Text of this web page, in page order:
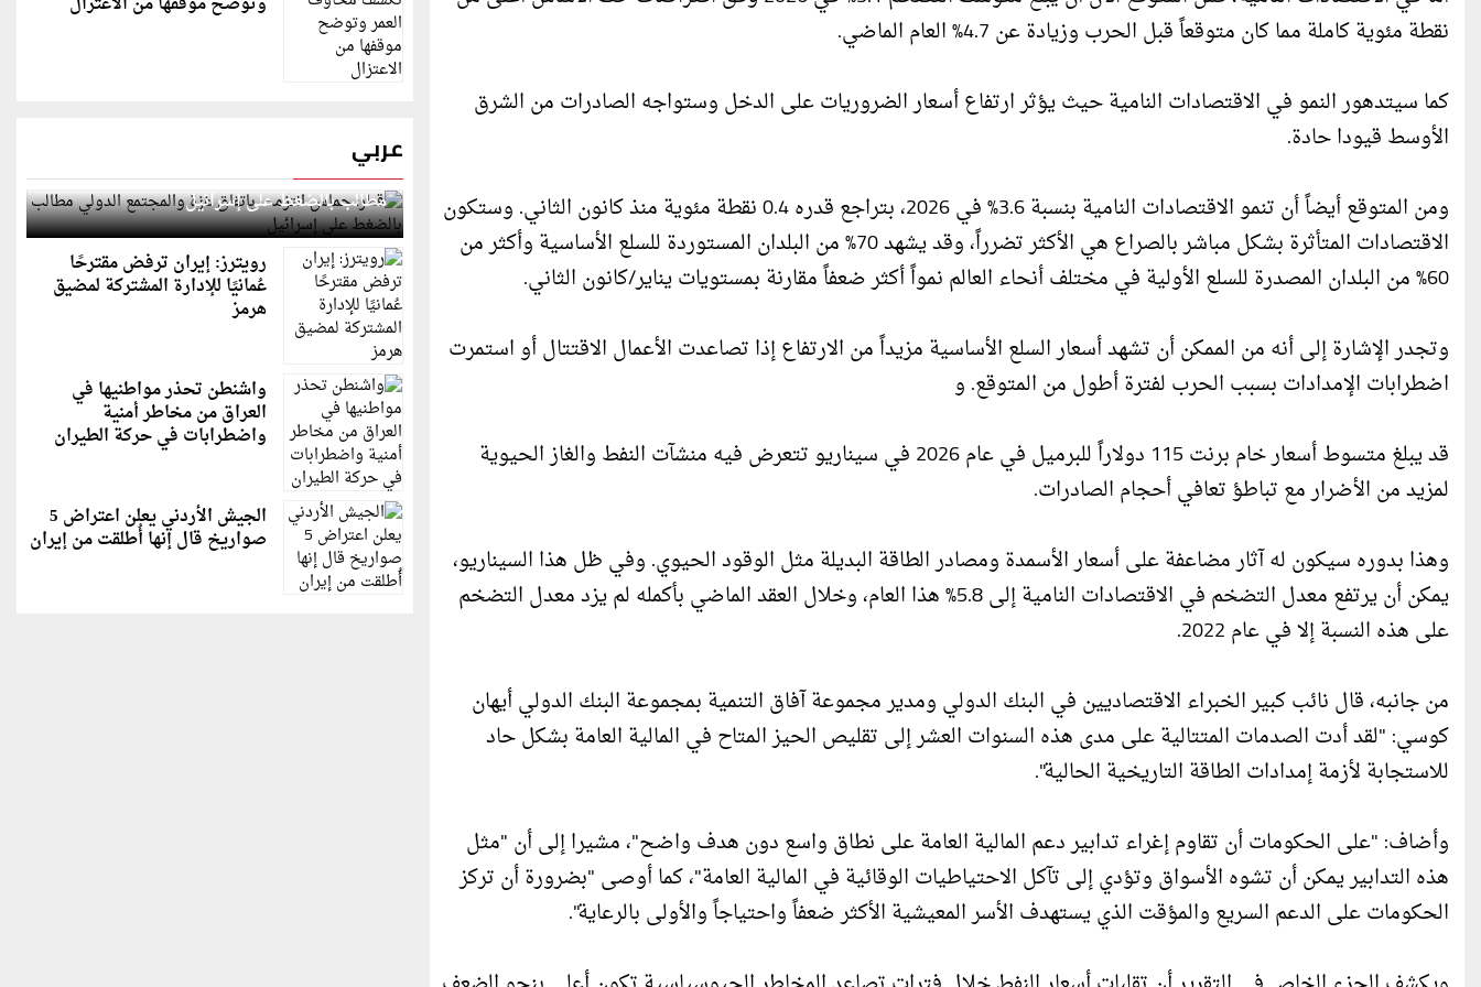
نقطة مئوية كاملة مما كان متوقعاً قبل الحرب وزيادة عن 4.7% العام الماضي.
كما سيتدهور النمو في الاقتصادات النامية حيث يؤثر ارتفاع أسعار الضروريات على الدخل وستواجه الصادرات من الشرق
الأوسط قيودا حادة.
ومن المتوقع أيضاً أن تنمو الاقتصادات النامية بنسبة 3.6% في 2026، بتراجع قدره 0.4 نقطة مئوية منذ كانون الثاني. وستكون
الاقتصادات المتأثرة بشكل مباشر بالصراع هي الأكثر تضرراً، وقد يشهد 70% من البلدان المستوردة للسلع الأساسية وأكثر من
60% من البلدان المصدرة للسلع الأولية في مختلف أنحاء العالم نمواً أكثر ضعفاً مقارنة بمستويات يناير/كانون الثاني.
وتجدر الإشارة إلى أنه من الممكن أن تشهد أسعار السلع الأساسية مزيداً من الارتفاع إذا تصاعدت الأعمال الاقتتال أو استمرت
اضطرابات الإمدادات بسبب الحرب لفترة أطول من المتوقع. و
قد يبلغ متسوط أسعار خام برنت 115 دولاراً للبرميل في عام 2026 في سيناريو تتعرض فيه منشآت النفط والغاز الحيوية
لمزيد من الأضرار مع تباطؤ تعافي أحجام الصادرات.
وهذا بدوره سيكون له آثار مضاعفة على أسعار الأسمدة ومصادر الطاقة البديلة مثل الوقود الحيوي. وفي ظل هذا السيناريو،
يمكن أن يرتفع معدل التضخم في الاقتصادات النامية إلى 5.8% هذا العام، وخلال العقد الماضي بأكمله لم يزد معدل التضخم
على هذه النسبة إلا في عام 2022.
من جانبه، قال نائب كبير الخبراء الاقتصاديين في البنك الدولي ومدير مجموعة آفاق التنمية بمجموعة البنك الدولي أيهان
كوسي: "لقد أدت الصدمات المتتالية على مدى هذه السنوات العشر إلى تقليص الحيز المتاح في المالية العامة بشكل حاد
للاستجابة لأزمة إمدادات الطاقة التاريخية الحالية".
وأضاف: "على الحكومات أن تقاوم إغراء تدابير دعم المالية العامة على نطاق واسع دون هدف واضح"، مشيرا إلى أن "مثل
هذه التدابير يمكن أن تشوه الأسواق وتؤدي إلى تآكل الاحتياطيات الوقائية في المالية العامة"، كما أوصى "بضرورة أن تركز
الحكومات على الدعم السريع والمؤقت الذي يستهدف الأسر المعيشية الأكثر ضعفاً واحتياجاً والأولى بالرعاية".
عربي
قطر: حماس التزمت باتفاق غزة والمجتمع الدولي
مطالب بالضغط على إسرائيل
رويترز: إيران ترفض مقترحًا
عُمانيًا للإدارة المشتركة لمضيق
هرمز
واشنطن تحذر مواطنيها في
العراق من مخاطر أمنية
واضطرابات في حركة الطيران
الجيش الأردني يعلن اعتراض 5
صواريخ قال إنها أُطلقت من إيران